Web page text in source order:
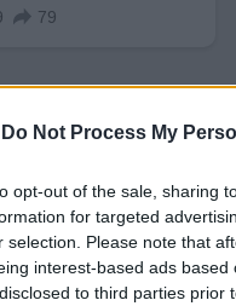
Do Not Process My
opt-out of the sale, sharing
for targeted
selection. Please note that
interest-based ads
to third parties
се пренесе и на